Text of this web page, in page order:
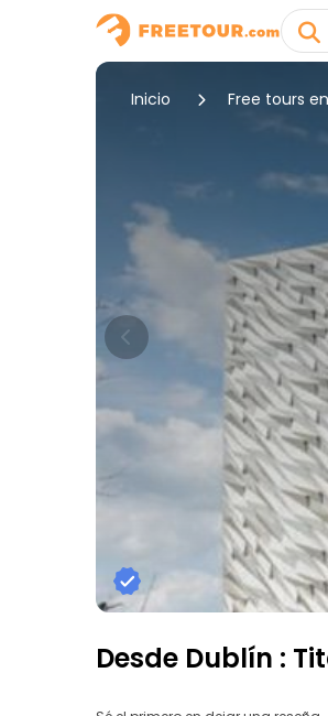
Inicio Free tours
Desde Dublín :